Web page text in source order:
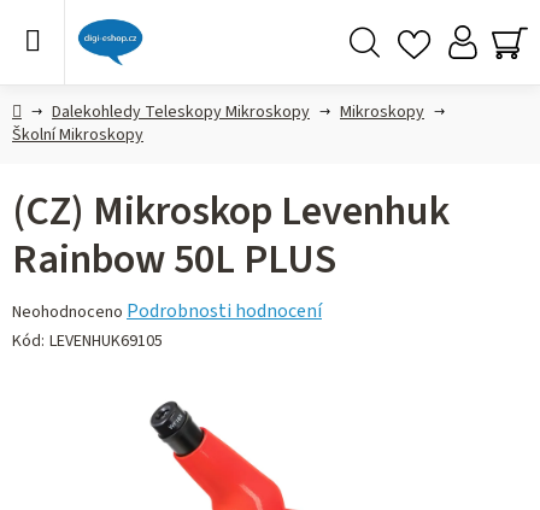
DomůDalekohledy Teleskopy Mikroskopy
Mikroskopy
Školní Mikroskopy
(CZ) Mikroskop Levenhuk
Rainbow 50L PLUS
Průměrné
hodnocení
Neohodnoceno Podrobnosti hodnocení
Kód: LEVENHUK69105